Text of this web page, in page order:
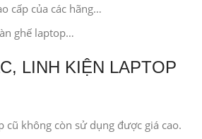
cấp của các hãng…
ghế laptop…
LINH KIỆN LAPTOP
cũ không còn sử dụng được giá cao.